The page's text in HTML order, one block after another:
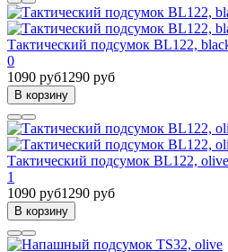
Тактический подсумок BL122,
0
1090 руб1290 руб
В корзину
Тактический подсумок BL122, olive
1
1090 руб1290 руб
В корзину